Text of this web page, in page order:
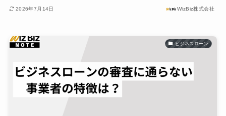
2026年7月14日 WizBiz株式会社
ビジネスローン